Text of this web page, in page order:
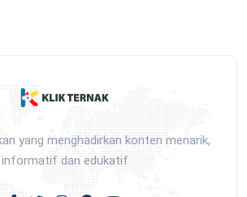
yang menghadirkan konten menarik,
informatif dan edukatif